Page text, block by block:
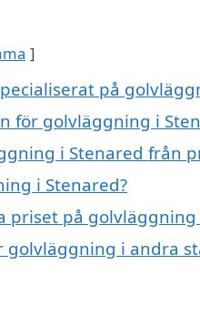
på
för golvläggning i
i Stenared från
i Stenared?
priset på golvläggning
golvläggning i andra